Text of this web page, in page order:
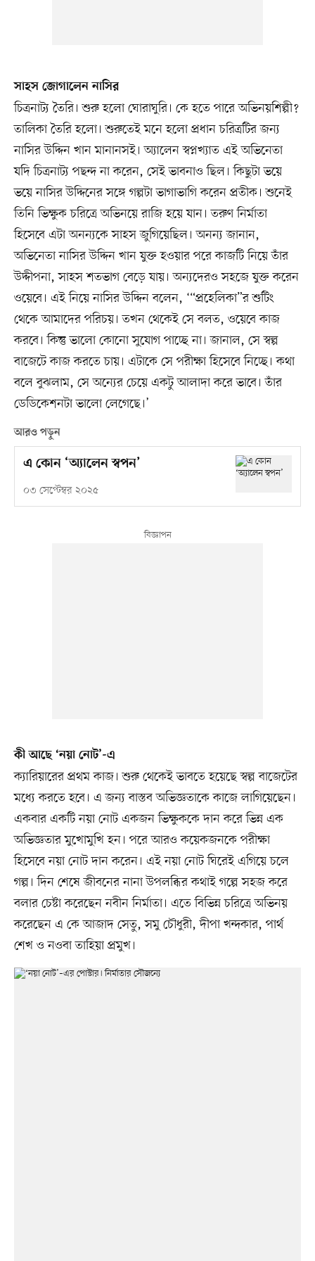
সাহস জোগালেন নাসির
চিত্রনাট্য তৈরি। শুরু হলো ঘোরাঘুরি। কে হতে পারে অভিনয়শিল্পী?
তালিকা তৈরি হলো। শুরুতেই মনে হলো প্রধান চরিত্রটির জন্য
নাসির উদ্দিন খান মানানসই। অ্যালেন স্বপ্নখ্যাত এই অভিনেতা
যদি চিত্রনাট্য পছন্দ না করেন, সেই ভাবনাও ছিল। কিছুটা ভয়ে
ভয়ে নাসির উদ্দিনের সঙ্গে গল্পটা ভাগাভাগি করেন প্রতীক। শুনেই
তিনি ভিক্ষুক চরিত্রে অভিনয়ে রাজি হয়ে যান। তরুণ নির্মাতা
হিসেবে এটা অনন্যকে সাহস জুগিয়েছিল। অনন্য জানান,
অভিনেতা নাসির উদ্দিন খান যুক্ত হওয়ার পরে কাজটি নিয়ে তাঁর
উদ্দীপনা, সাহস শতভাগ বেড়ে যায়। অন্যদেরও সহজে যুক্ত করেন
ওয়েবে। এই নিয়ে নাসির উদ্দিন বলেন, ‘“প্রহেলিকা”র শুটিং
থেকে আমাদের পরিচয়। তখন থেকেই সে বলত, ওয়েবে কাজ
করবে। কিন্তু ভালো কোনো সুযোগ পাচ্ছে না। জানাল, সে স্বল্প
বাজেটে কাজ করতে চায়। এটাকে সে পরীক্ষা হিসেবে নিচ্ছে। কথা
বলে বুঝলাম, সে অন্যের চেয়ে একটু আলাদা করে ভাবে। তাঁর
ডেডিকেশনটা ভালো লেগেছে।’
আরও পড়ুন
এ কোন ‘অ্যালেন স্বপন’
০৩ সেপ্টেম্বর ২০২৫
কী আছে ‘নয়া নোট’-এ
ক্যারিয়ারের প্রথম কাজ। শুরু থেকেই ভাবতে হয়েছে স্বল্প বাজেটের
মধ্যে করতে হবে। এ জন্য বাস্তব অভিজ্ঞতাকে কাজে লাগিয়েছেন।
একবার একটি নয়া নোট একজন ভিক্ষুককে দান করে ভিন্ন এক
অভিজ্ঞতার মুখোমুখি হন। পরে আরও কয়েকজনকে পরীক্ষা
হিসেবে নয়া নোট দান করেন। এই নয়া নোট ঘিরেই এগিয়ে চলে
গল্প। দিন শেষে জীবনের নানা উপলব্ধির কথাই গল্পে সহজ করে
বলার চেষ্টা করেছেন নবীন নির্মাতা। এতে বিভিন্ন চরিত্রে অভিনয়
করেছেন এ কে আজাদ সেতু, সমু চৌধুরী, দীপা খন্দকার, পার্থ
শেখ ও নওবা তাহিয়া প্রমুখ।